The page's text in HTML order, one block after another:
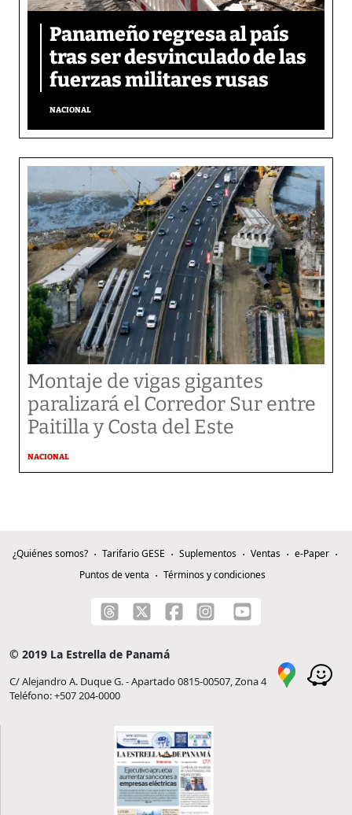
Panameño regresa al país
tras ser desvinculado de las
fuerzas militares rusas
NACIONAL
Montaje de vigas gigantes
paralizará el Corredor Sur entre
Paitilla y Costa del Este
NACIONAL
¿Quiénes somos? Tarifario GESE Suplementos Ventas
e-Paper
Puntos de venta
Términos y condiciones
© 2019 La Estrella de Panamá
C/ Alejandro A. Duque G. - Apartado 0815-00507, Zona 4
Teléfono: +507 204-0000